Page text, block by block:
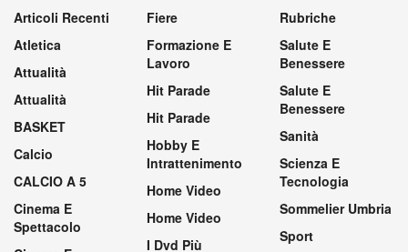
Articoli Recenti
Atletica
Attualità
Attualità
BASKET
Calcio
CALCIO A 5
Cinema E
Spettacolo
Fiere
Formazione E
Lavoro
Hit Parade
Hit Parade
Hobby E
Intrattenimento
Home Video
Home Video
I Dvd Più
Rubriche
Salute E
Benessere
Salute E
Benessere
Sanità
Scienza E
Tecnologia
Sommelier Umbria
Sport